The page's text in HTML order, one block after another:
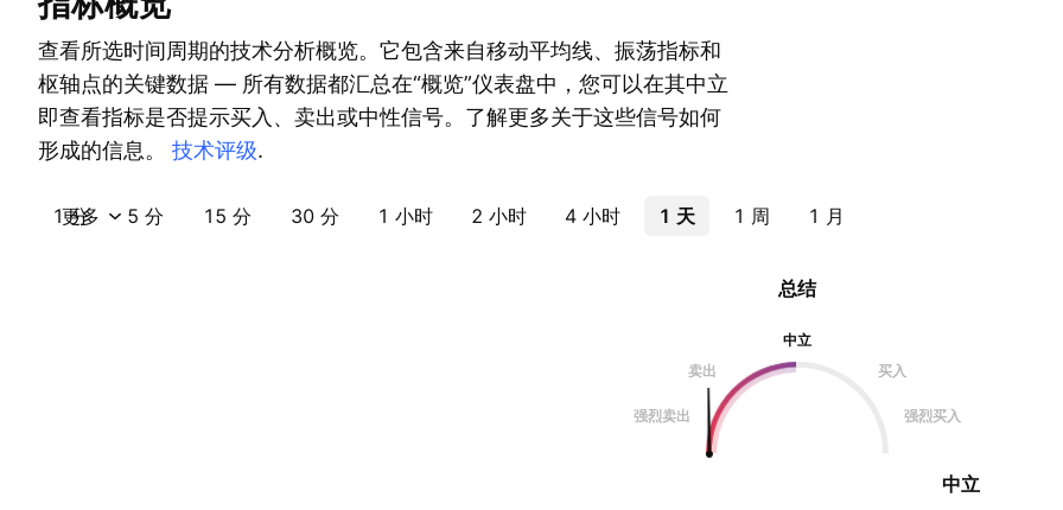
查看所选时间周期的技术分析概览。它包含来自移动平均线、振荡指标和
枢轴点的关键数据 — 所有数据都汇总在“概览”仪表盘中，您可以在其中立
即查看指标是否提示买入、卖出或中性信号。了解更多关于这些信号如何
形成的信息。 技术评级.
1 分 5 分 15 分 30 分 1 小时 2 小时 4 小时 1 天 1 周 1 月
更多
总结
中立
卖出
买入
强烈卖出 强烈买入
中立